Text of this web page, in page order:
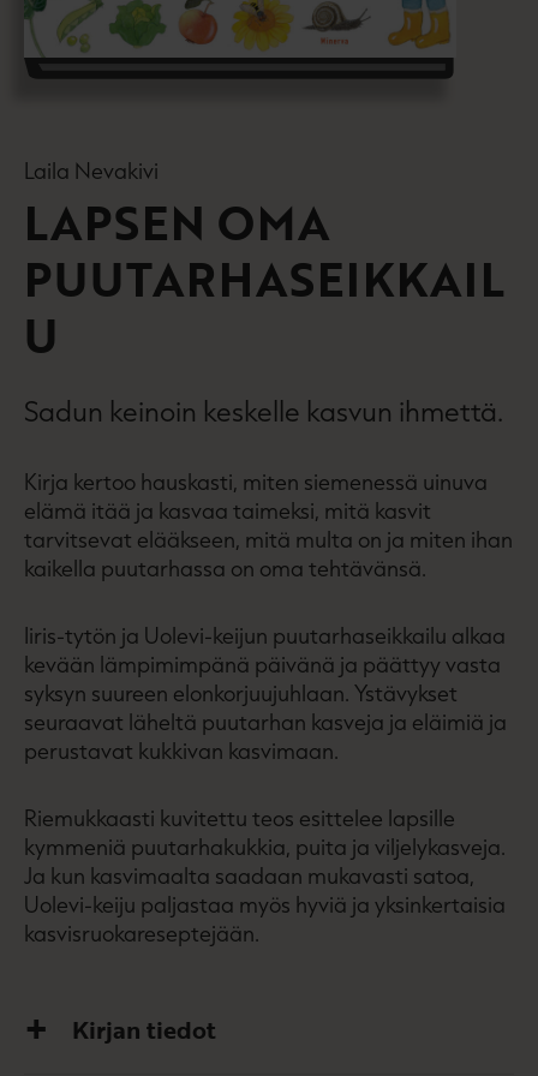
Laila Nevakivi
LAPSEN OMA
PUUTARHASEIKKAIL
U
Sadun keinoin keskelle kasvun ihmettä.
Kirja kertoo hauskasti, miten siemenessä uinuva
elämä itää ja kasvaa taimeksi, mitä kasvit
tarvitsevat elääkseen, mitä multa on ja miten ihan
kaikella puutarhassa on oma tehtävänsä.
Iiris-tytön ja Uolevi-keijun puutarhaseikkailu alkaa
kevään lämpimimpänä päivänä ja päättyy vasta
syksyn suureen elonkorjuujuhlaan. Ystävykset
seuraavat läheltä puutarhan kasveja ja eläimiä ja
perustavat kukkivan kasvimaan.
Riemukkaasti kuvitettu teos esittelee lapsille
kymmeniä puutarhakukkia, puita ja viljelykasveja.
Ja kun kasvimaalta saadaan mukavasti satoa,
Uolevi-keiju paljastaa myös hyviä ja yksinkertaisia
kasvisruokareseptejään.
Kirjan tiedot